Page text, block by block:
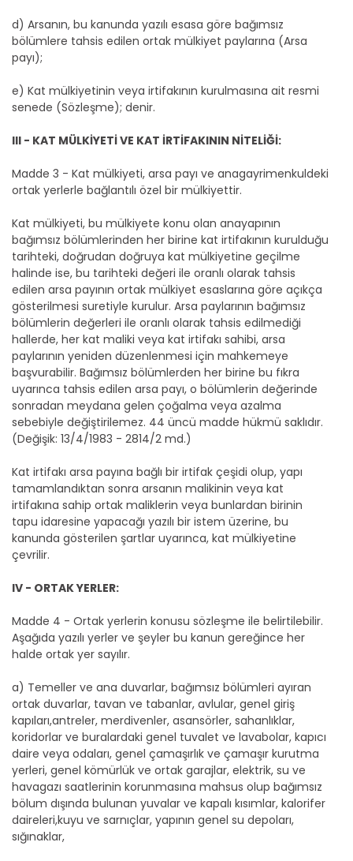
d) Arsanın, bu kanunda yazılı esasa göre bağımsız
bölümlere tahsis edilen ortak mülkiyet paylarına (Arsa
payı);
e) Kat mülkiyetinin veya irtifakının kurulmasına ait resmi
senede (Sözleşme); denir.
III - KAT MÜLKİYETİ VE KAT İRTİFAKININ NİTELİĞİ:
Madde 3 - Kat mülkiyeti, arsa payı ve anagayrimenkuldeki
ortak yerlerle bağlantılı özel bir mülkiyettir.
Kat mülkiyeti, bu mülkiyete konu olan anayapının
bağımsız bölümlerinden her birine kat irtifakının kurulduğu
tarihteki, doğrudan doğruya kat mülkiyetine geçilme
halinde ise, bu tarihteki değeri ile oranlı olarak tahsis
edilen arsa payının ortak mülkiyet esaslarına göre açıkça
gösterilmesi suretiyle kurulur. Arsa paylarının bağımsız
bölümlerin değerleri ile oranlı olarak tahsis edilmediği
hallerde, her kat maliki veya kat irtifakı sahibi, arsa
paylarının yeniden düzenlenmesi için mahkemeye
başvurabilir. Bağımsız bölümlerden her birine bu fıkra
uyarınca tahsis edilen arsa payı, o bölümlerin değerinde
sonradan meydana gelen çoğalma veya azalma
sebebiyle değiştirilemez. 44 üncü madde hükmü saklıdır.
(Değişik: 13/4/1983 - 2814/2 md.)
Kat irtifakı arsa payına bağlı bir irtifak çeşidi olup, yapı
tamamlandıktan sonra arsanın malikinin veya kat
irtifakına sahip ortak maliklerin veya bunlardan birinin
tapu idaresine yapacağı yazılı bir istem üzerine, bu
kanunda gösterilen şartlar uyarınca, kat mülkiyetine
çevrilir.
IV - ORTAK YERLER:
Madde 4 - Ortak yerlerin konusu sözleşme ile belirtilebilir.
Aşağıda yazılı yerler ve şeyler bu kanun gereğince her
halde ortak yer sayılır.
a) Temeller ve ana duvarlar, bağımsız bölümleri ayıran
ortak duvarlar, tavan ve tabanlar, avlular, genel giriş
kapıları,antreler, merdivenler, asansörler, sahanlıklar,
koridorlar ve buralardaki genel tuvalet ve lavabolar, kapıcı
daire veya odaları, genel çamaşırlık ve çamaşır kurutma
yerleri, genel kömürlük ve ortak garajlar, elektrik, su ve
havagazı saatlerinin korunmasına mahsus olup bağımsız
bölum dışında bulunan yuvalar ve kapalı kısımlar, kalorifer
daireleri,kuyu ve sarnıçlar, yapının genel su depoları,
sığınaklar,